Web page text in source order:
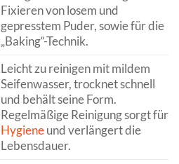
Fixieren von losem und
gepresstem Puder, sowie für die
„Baking“-Technik.
Leicht zu reinigen mit mildem
Seifenwasser, trocknet schnell
und behält seine Form.
Regelmäßige Reinigung sorgt für
Hygieneund verlängert die
Lebensdauer.